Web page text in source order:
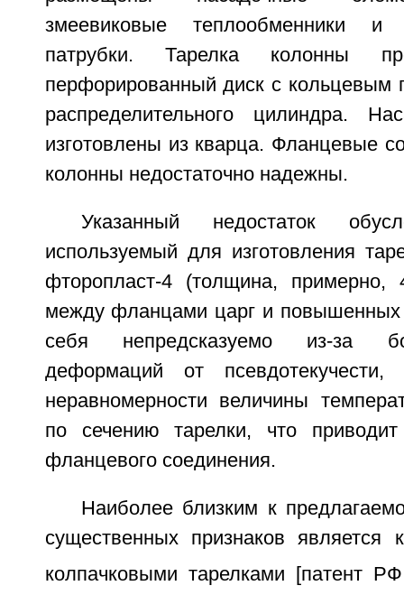
змеевиковые теплообменники и
патрубки. Тарелка колонны
перфорированный диск с кольцевым
распределительного цилиндра.
изготовлены из кварца. Фланцевые
колонны недостаточно надежны.
Указанный недостаток
используемый для изготовления
фторопласт-4 (толщина,
между фланцами царг и повышенных
себя непредсказуемо из-за
деформаций от
неравномерности величины
по сечению тарелки, что приводит
фланцевого соединения.
Наиболее близким к
существенных признаков является
колпачковыми тарелками [патент